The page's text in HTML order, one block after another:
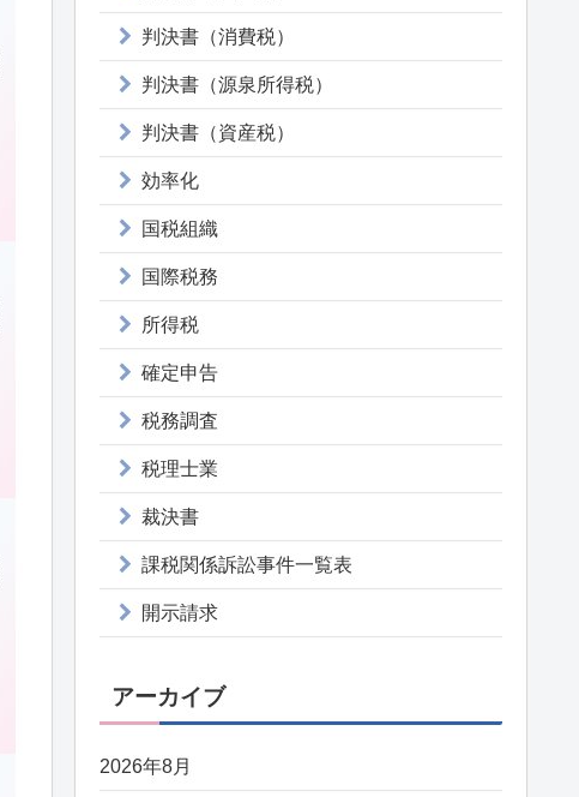
判決書（消費税）
判決書（源泉所得税）
判決書（資産税）
効率化
国税組織
国際税務
所得税
確定申告
税務調査
税理士業
裁決書
課税関係訴訟事件一覧表
開示請求
アーカイブ
2026年8月